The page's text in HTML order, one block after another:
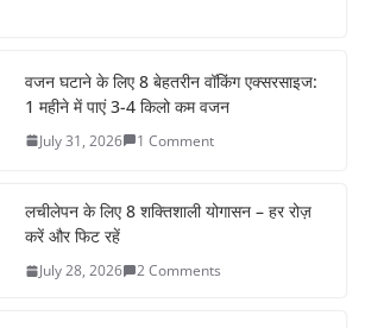
e
वजन घटाने के लिए 8 बेहतरीन वॉकिंग एक्सरसाइज:
1 महीने में पाएं 3-4 किलो कम वजन
July 31, 2026 1 Comment
लचीलेपन के लिए 8 शक्तिशाली योगासन – हर रोज़
करें और फिट रहें
July 28, 2026 2 Comments